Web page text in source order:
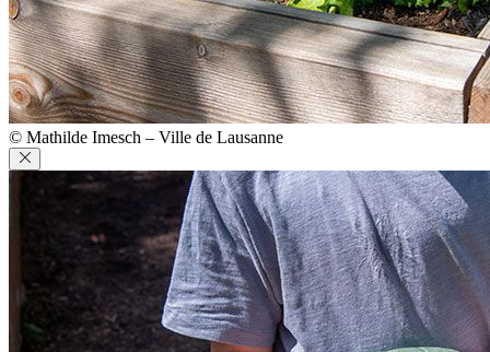
© Mathilde Imesch – Ville de Lausanne